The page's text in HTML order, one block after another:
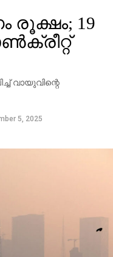
വാഹനങ്ങള്‍ തീരദേശ
അന്വേഷണം
മന്ത്രി മുഹമ്മദ്
രൂക്ഷം; 19
വായുവിന്റെ
5, 2025